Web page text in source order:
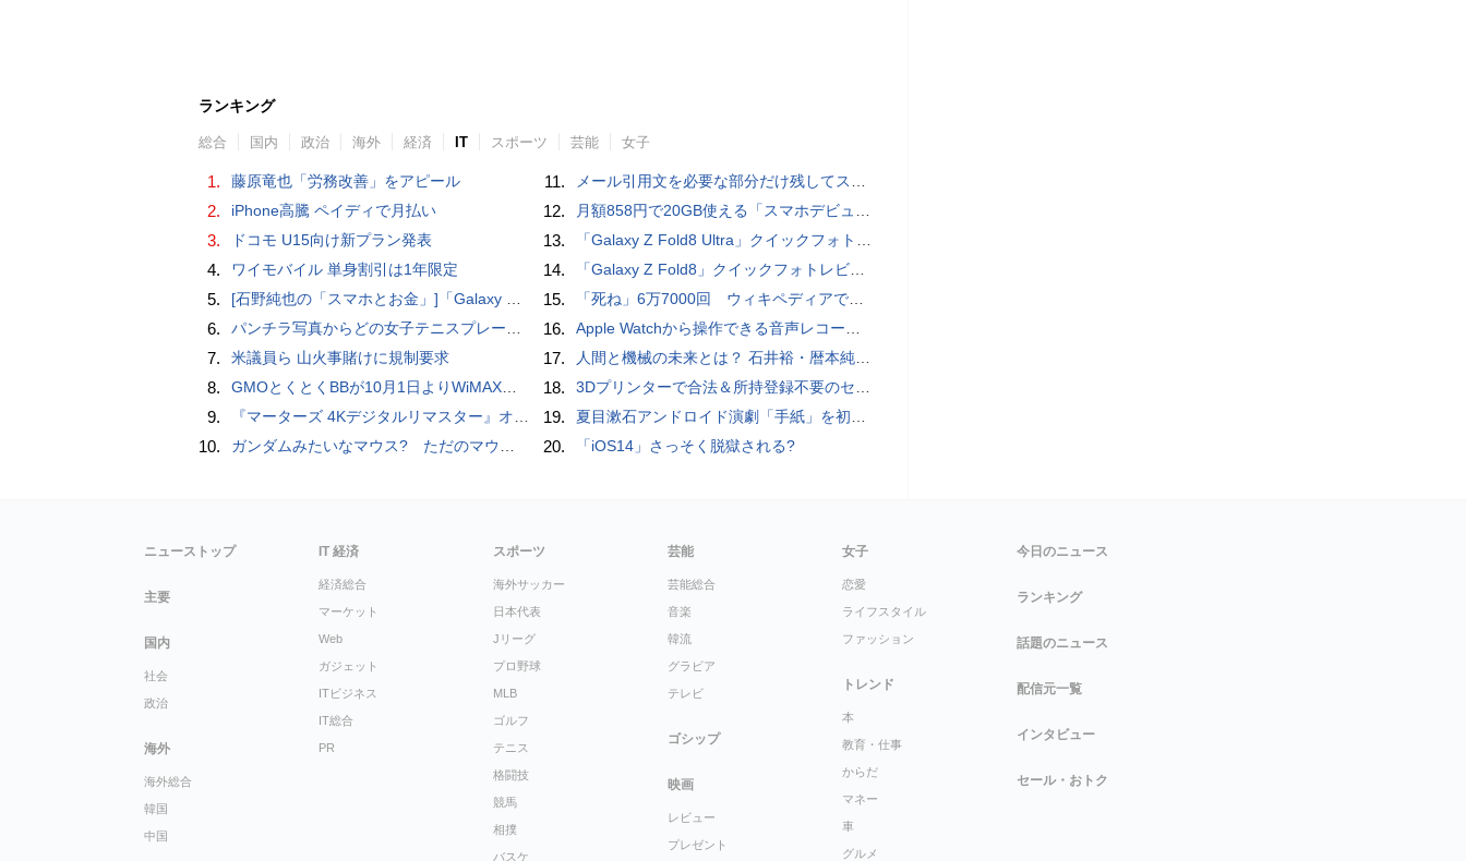
ランキング
総合 国内 政治 海外 経済 IT スポーツ 芸能 女子
1. 藤原竜也「労務改善」をアピール
2. iPhone高騰 ペイディで月払い
3. ドコモ U15向け新プラン発表
4. ワイモバイル 単身割引は1年限定
5. [石野純也の「スマホとお金」]「Galaxy Z Fold7／Flip7」発表、注目したいソフトバンクの価格攻勢
6. パンチラ写真からどの女子テニスプレーヤーのものなのか当てるクイズ「Tennis Upskirts」
7. 米議員ら 山火事賭けに規制要求
8. GMOとくとくBBが10月1日よりWiMAXなど月額605円値上げ！全6種の重要変更を徹底解説
9. 『マーターズ 4Kデジタルリマスター』オールナイト上映、鬼畜な併映作品が決定 全部観たら“生還証”をプレゼント［ホラー通信］
10. ガンダムみたいなマウス? ただのマウスとは違うのだよ1944通りの形状に変更できる驚異のマウス
11. メール引用文を必要な部分だけ残してスッキリ返信するiPhoneメールの便利技：iPhone Tips
12. 月額858円で20GB使える「スマホデビュープラン U15」ドコモが提供、ahamoも割引になる親子割も
13. 「Galaxy Z Fold8 Ultra」クイックフォトレビュー
14. 「Galaxy Z Fold8」クイックフォトレビュー
15. 「死ね」6万7000回 ウィキペディアで異常「荒らし」
16. ​Apple Watchから操作できる音声レコーダMeta Recorder、録音レベル調整も対応
17. 人間と機械の未来とは？ 石井裕・暦本純一・稲見昌彦らHCI研究者が集うトークイヴェント：2016/1/31に開催
18. 3Dプリンターで合法＆所持登録不要のセミオートマチック銃を自作、発砲試験にも成功した猛者が登場
19. 夏目漱石アンドロイド演劇「手紙」を初上演！平田オリザ氏の作・演出、二松学舎大学で
20. 「iOS14」さっそく脱獄される?
ニューストップ
主要
国内
社会
政治
海外
海外総合
韓国
中国
IT 経済
経済総合
マーケット
Web
ガジェット
ITビジネス
IT総合
PR
スポーツ
海外サッカー
日本代表
Jリーグ
プロ野球
MLB
ゴルフ
テニス
格闘技
競馬
相撲
バスケ
芸能
芸能総合
音楽
韓流
グラビア
テレビ
ゴシップ
映画
レビュー
プレゼント
女子
恋愛
ライフスタイル
ファッション
トレンド
本
教育・仕事
からだ
マネー
車
グルメ
今日のニュース
ランキング
話題のニュース
配信元一覧
インタビュー
セール・おトク